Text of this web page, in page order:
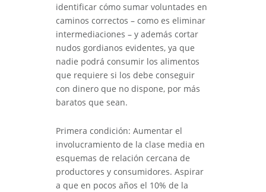
identificar cómo sumar voluntades en
caminos correctos – como es eliminar
intermediaciones – y además cortar
nudos gordianos evidentes, ya que
nadie podrá consumir los alimentos
que requiere si los debe conseguir
con dinero que no dispone, por más
baratos que sean.
Primera condición: Aumentar el
involucramiento de la clase media en
esquemas de relación cercana de
productores y consumidores. Aspirar
a que en pocos años el 10% de la